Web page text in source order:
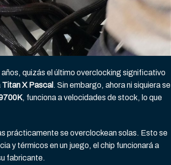
quizás el último overclocking significativo
Titan X Pascal . Sin embargo, ahora ni siquiera se
, funciona a velocidades de stock, lo que
prácticamente se overclockean solas. Esto se
y térmicos en un juego, el chip funcionará a
fabricante.